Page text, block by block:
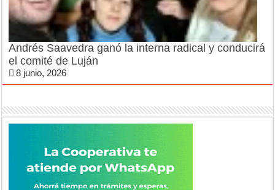
Andrés Saavedra ganó la interna radical y conducirá
el comité de Luján
8 junio, 2026